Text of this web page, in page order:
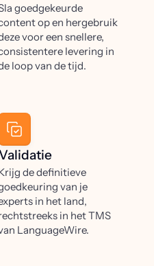
goedgekeurde
op en hergebruik
voor een snellere,
levering in
loop van de tijd.
de definitieve
van je
in het land,
in het TMS
LanguageWire.